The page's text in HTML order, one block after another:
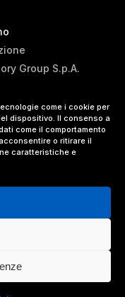
come i cookie per
dispositivo. Il consenso a
come il comportamento
o ritirare il
caratteristiche e
Group S.p.A.
Cookie Policy|
Reserved.